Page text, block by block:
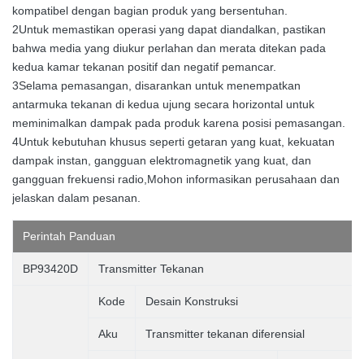
kompatibel dengan bagian produk yang bersentuhan.
2Untuk memastikan operasi yang dapat diandalkan, pastikan
bahwa media yang diukur perlahan dan merata ditekan pada
kedua kamar tekanan positif dan negatif pemancar.
3Selama pemasangan, disarankan untuk menempatkan
antarmuka tekanan di kedua ujung secara horizontal untuk
meminimalkan dampak pada produk karena posisi pemasangan.
4Untuk kebutuhan khusus seperti getaran yang kuat, kekuatan
dampak instan, gangguan elektromagnetik yang kuat, dan
gangguan frekuensi radio,Mohon informasikan perusahaan dan
jelaskan dalam pesanan.
Perintah Panduan
BP93420D Transmitter Tekanan
Kode Desain Konstruksi
Aku Transmitter tekanan diferensial